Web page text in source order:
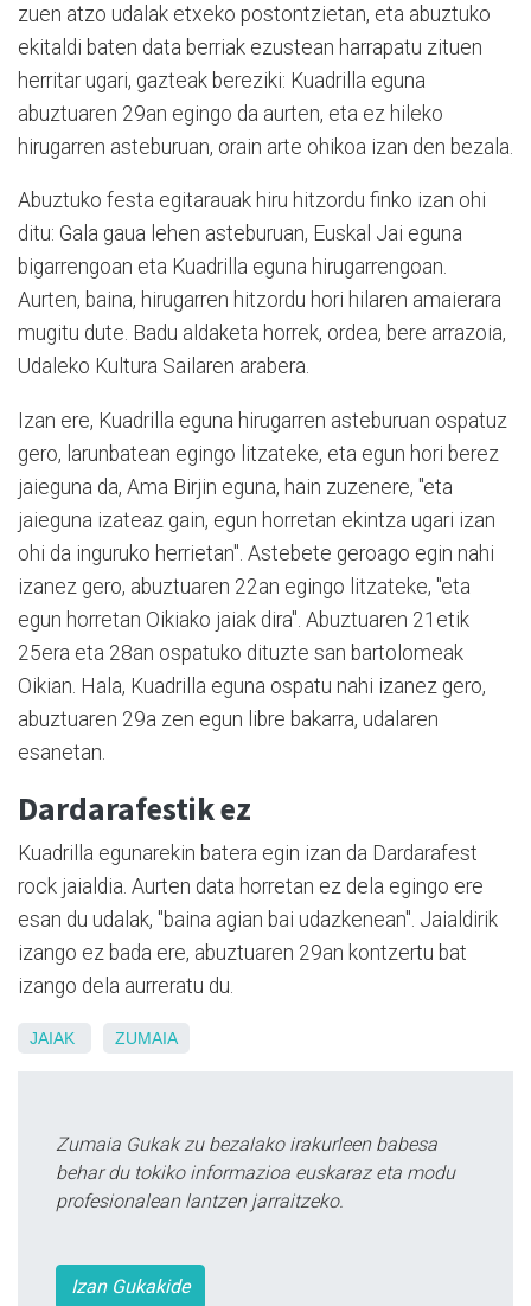
zuen atzo udalak etxeko postontzietan, eta abuztuko
ekitaldi baten data berriak ezustean harrapatu zituen
herritar ugari, gazteak bereziki: Kuadrilla eguna
abuztuaren 29an egingo da aurten, eta ez hileko
hirugarren asteburuan, orain arte ohikoa izan den bezala.
Abuztuko festa egitarauak hiru hitzordu finko izan ohi
ditu: Gala gaua lehen asteburuan, Euskal Jai eguna
bigarrengoan eta Kuadrilla eguna hirugarrengoan.
Aurten, baina, hirugarren hitzordu hori hilaren amaierara
mugitu dute. Badu aldaketa horrek, ordea, bere arrazoia,
Udaleko Kultura Sailaren arabera.
Izan ere, Kuadrilla eguna hirugarren asteburuan ospatuz
gero, larunbatean egingo litzateke, eta egun hori berez
jaieguna da, Ama Birjin eguna, hain zuzenere, "eta
jaieguna izateaz gain, egun horretan ekintza ugari izan
ohi da inguruko herrietan". Astebete geroago egin nahi
izanez gero, abuztuaren 22an egingo litzateke, "eta
egun horretan Oikiako jaiak dira". Abuztuaren 21etik
25era eta 28an ospatuko dituzte san bartolomeak
Oikian. Hala, Kuadrilla eguna ospatu nahi izanez gero,
abuztuaren 29a zen egun libre bakarra, udalaren
esanetan.
Dardarafestik ez
Kuadrilla egunarekin batera egin izan da Dardarafest
rock jaialdia. Aurten data horretan ez dela egingo ere
esan du udalak, "baina agian bai udazkenean". Jaialdirik
izango ez bada ere, abuztuaren 29an kontzertu bat
izango dela aurreratu du.
JAIAK ZUMAIA
Zumaia Gukak zu bezalako irakurleen babesa
behar du tokiko informazioa euskaraz eta modu
profesionalean lantzen jarraitzeko.
Izan Gukakide